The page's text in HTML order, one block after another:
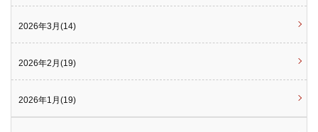
2026年3月(14)
2026年2月(19)
2026年1月(19)